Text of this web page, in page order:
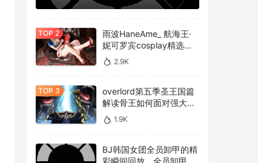
雨波HaneAme_ 航海王·
妮可罗宾cosplay精选作
品 [34P-134MB]
2.9K
overlord第五季圣王国篇
解读骨王如何面对强大的
敌人，overlord第五季圣
王国篇深度解析骨王与敌
1.9K
BJ韩国女团全员卸甲的精
彩瞬间回放，全员卸甲视